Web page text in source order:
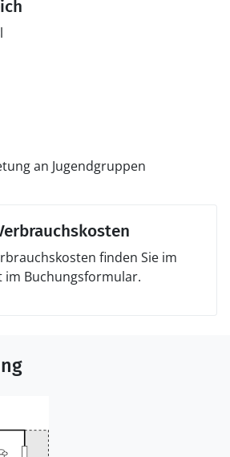
an Jugendgruppen
finden Sie im
im Buchungsformular.